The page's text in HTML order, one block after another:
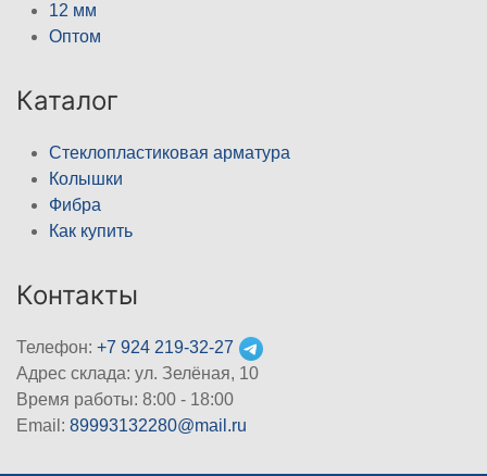
12 мм
Оптом
Каталог
Стеклопластиковая арматура
Колышки
Фибра
Как купить
Контакты
Телефон: +7 924 219-32-27
Адрес склада: ул. Зелёная, 10
Время работы: 8:00 - 18:00
Email: 89993132280@mail.ru